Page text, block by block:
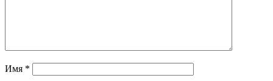
Имя *